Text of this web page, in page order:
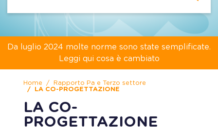
Da luglio 2024 molte norme sono state semplificate.
Leggi qui cosa è cambiato
Home
Rapporto Pa e Terzo settore
LA CO-PROGETTAZIONE
LA CO-
PROGETTAZIONE